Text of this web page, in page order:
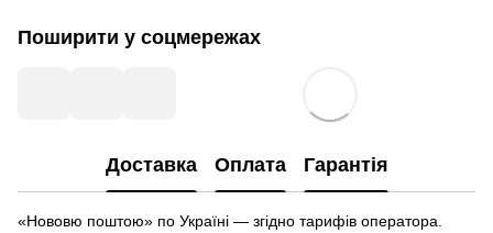
Поширити у соцмережах
Доставка Оплата Гарантія
«Нововю поштою» по Україні — згідно тарифів оператора.